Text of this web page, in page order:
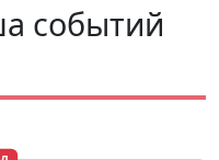
событий